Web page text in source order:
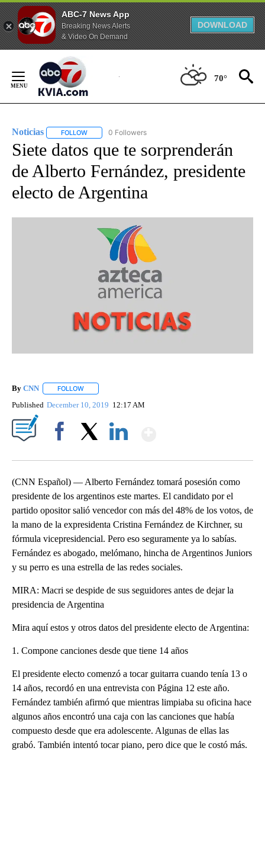
ABC-7 News App
Breaking News Alerts
& Video On Demand
DOWNLOAD
Content
70°
Noticias FOLLOW FOLLOW "NOTICIAS" TO RECEIVE NOTIFICATIONS
0 Followers
Siete datos que te sorprenderán
de Alberto Fernández, presidente
electo de Argentina
By CNN FOLLOW
Published December 10, 2019 12:17 AM
(CNN Español) — Alberto Fernández tomará posesión como
presidente de los argentinos este martes. El candidato por el
partido opositor salió vencedor con más del 48% de los votos, de
la mano de la expresidenta Cristina Fernández de Kirchner, su
fórmula vicepresidencial. Pero eso seguramente ya lo sabías.
Fernández es abogado, melómano, hincha de Argentinos Juniors
y su perro es una estrella de las redes sociales.
MIRA: Macri se despide de sus seguidores antes de dejar la
presidencia de Argentina
Mira aquí estos y otros datos del presidente electo de Argentina:
1. Compone canciones desde que tiene 14 años
El presidente electo comenzó a tocar guitarra cuando tenía 13 o
14 años, recordó en una entrevista con Página 12 este año.
Fernández también afirmó que mientras limpiaba su oficina hace
algunos años encontró una caja con las canciones que había
compuesto desde que era adolescente. Algunas de ellas las
grabó. También intentó tocar piano, pero dice que le costó más.